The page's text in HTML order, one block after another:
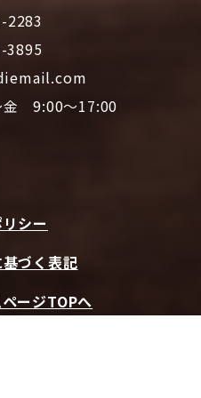
2283
3895
金 9:00～17:00
シー
づく表記
ージTOPへ